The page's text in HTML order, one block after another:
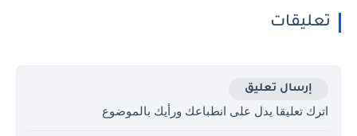
تعليقات
إرسال تعليق
اترك تعليقا يدل على انطباعك ورأيك بالموضوع